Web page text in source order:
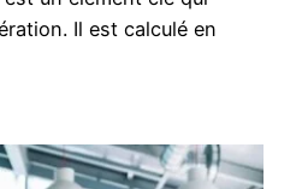
Il est calculé en